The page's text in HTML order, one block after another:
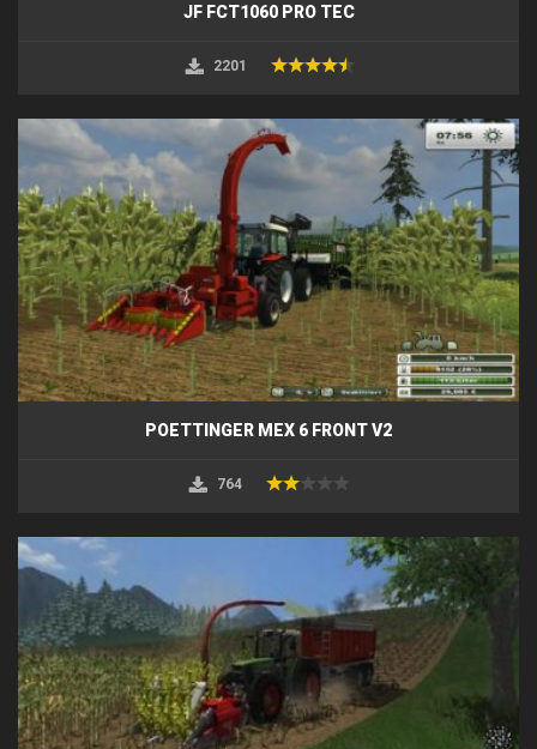
JF FCT1060 PRO TEC
2201
POETTINGER MEX 6 FRONT V2
764